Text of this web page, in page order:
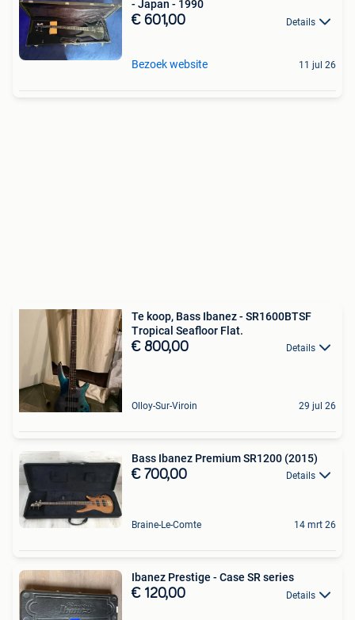
- Japan - 1990
€ 601,00 Details
Bezoek website 11 jul 26
Te koop, Bass Ibanez - SR1600BTSF
Tropical Seafloor Flat.
€ 800,00 Details
Olloy-Sur-Viroin 29 jul 26
Bass Ibanez Premium SR1200 (2015)
€ 700,00 Details
Braine-Le-Comte 14 mrt 26
Ibanez Prestige - Case SR series
€ 120,00 Details